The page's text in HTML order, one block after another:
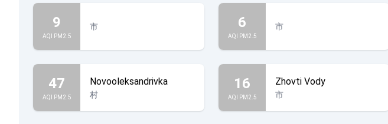
9
AQI PM2.5
市 6
AQI PM2.5
市
47
AQI PM2.5
Novooleksandrivka
村
16
AQI PM2.5
Zhovti Vody
市